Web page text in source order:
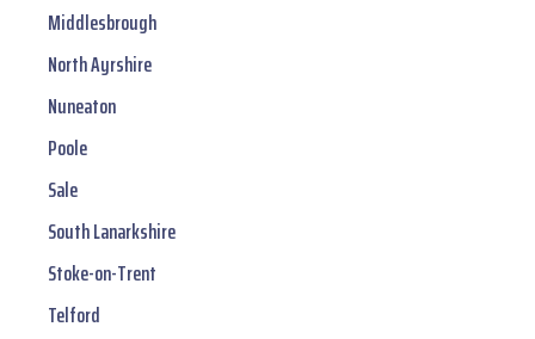
Middlesbrough
North Ayrshire
Nuneaton
Poole
Sale
South Lanarkshire
Stoke-on-Trent
Telford